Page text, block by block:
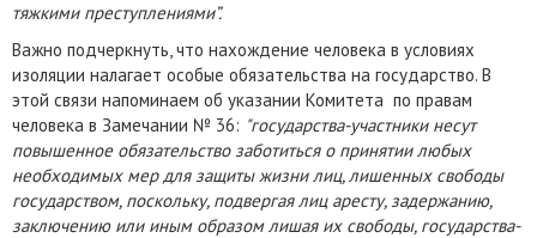
тяжкими преступлениями”.
Важно подчеркнуть, что нахождение человека в условиях
изоляции налагает особые обязательства на государство. В
этой связи напоминаем об указании Комитета по правам
человека в Замечании № 36: "государства-участники несут
повышенное обязательство заботиться о принятии любых
необходимых мер для защиты жизни лиц, лишенных свободы
государством, поскольку, подвергая лиц аресту, задержанию,
заключению или иным образом лишая их свободы, государства-